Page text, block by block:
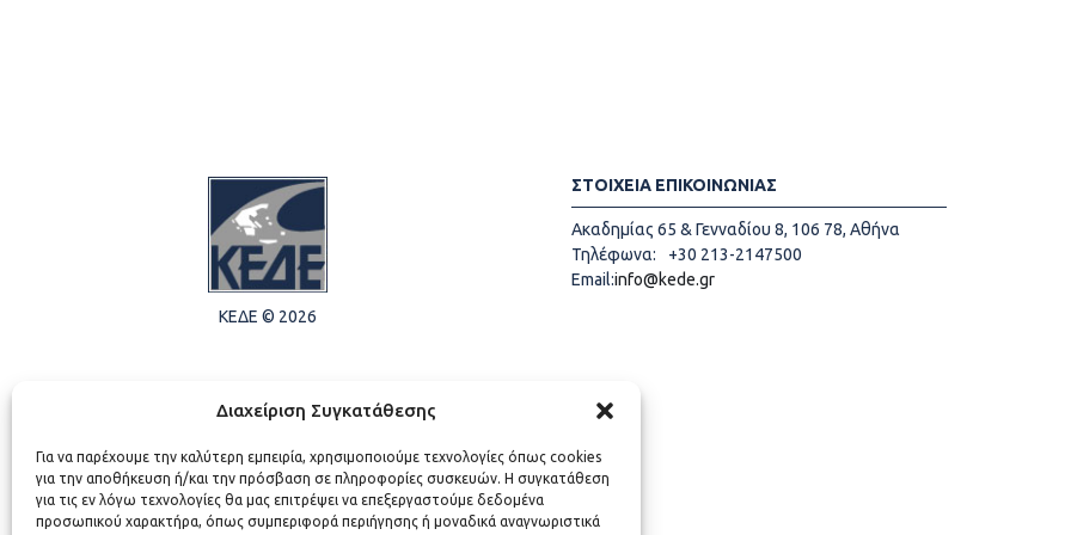
Διαχείριση Συγκατάθεσης
Για να παρέχουμε την καλύτερη εμπειρία, χρησιμοποιούμε τεχνολογίες όπως cookies
για την αποθήκευση ή/και την πρόσβαση σε πληροφορίες συσκευών. Η συγκατάθεση
για τις εν λόγω τεχνολογίες θα μας επιτρέψει να επεξεργαστούμε δεδομένα
προσωπικού χαρακτήρα, όπως συμπεριφορά περιήγησης ή μοναδικά αναγνωριστικά
ΚΕΔΕ © 2026
ΣΤΟΙΧΕΙΑ ΕΠΙΚΟΙΝΩΝΙΑΣ
Ακαδημίας 65 & Γενναδίου 8, 106 78, Αθήνα
Τηλέφωνα:
+30 213-2147500
Email:info@kede.gr